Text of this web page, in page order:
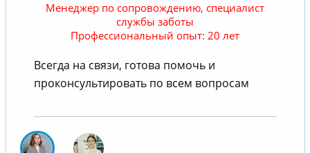
Менеджер по сопровождению, специалист
службы заботы
Профессиональный опыт: 20 лет
Всегда на связи, готова помочь и
проконсультировать по всем вопросам